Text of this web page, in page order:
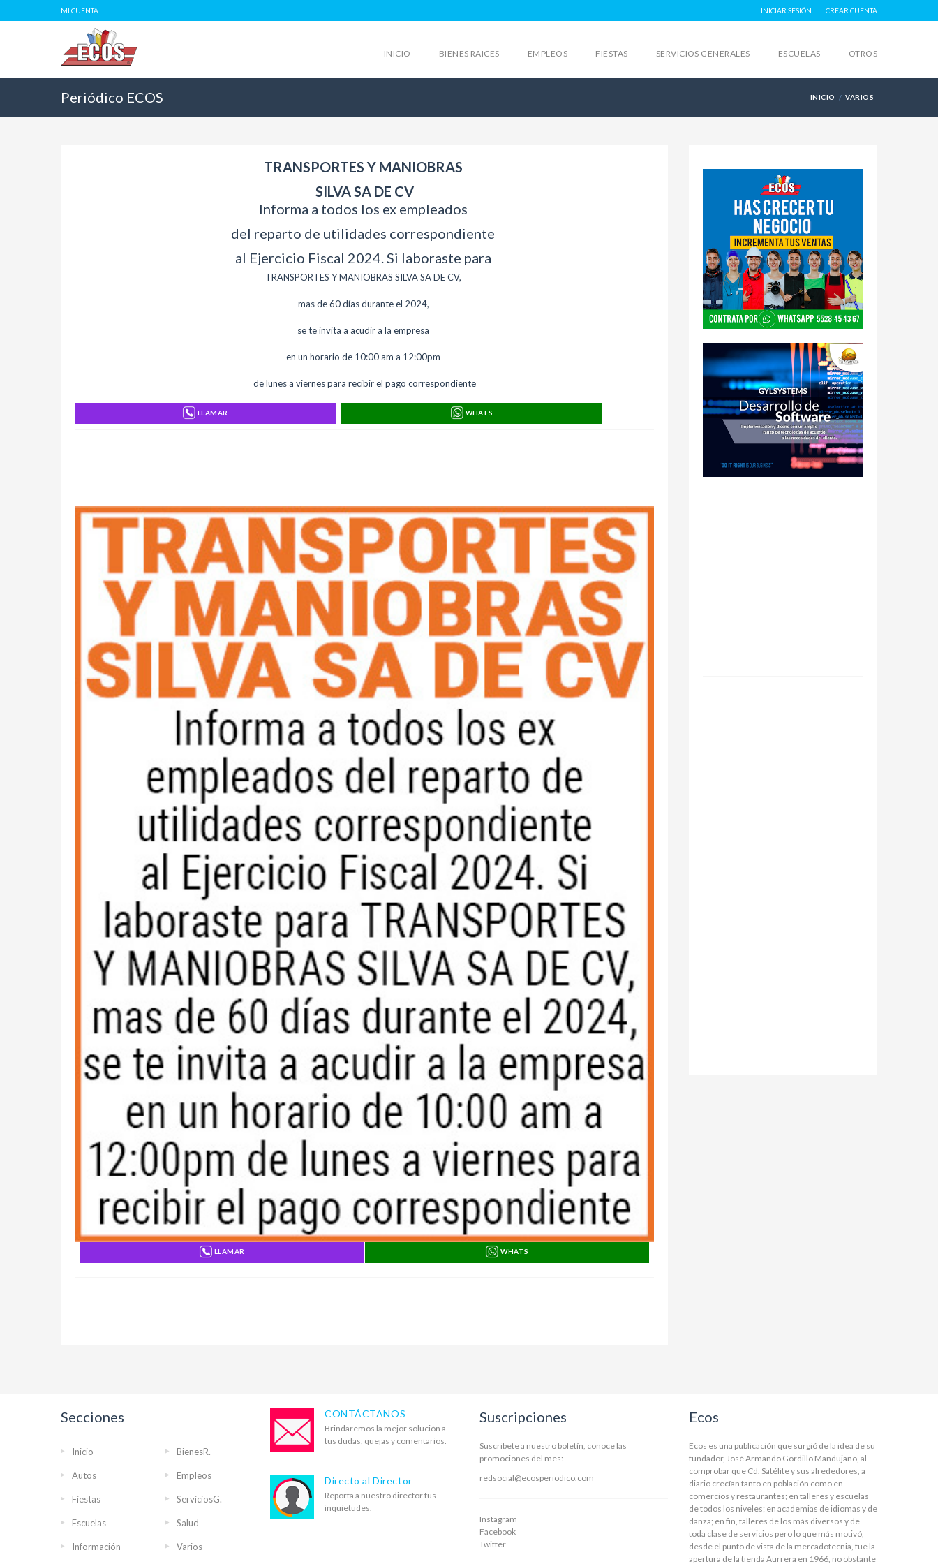
MI CUENTA INICIAR SESIÓN CREAR CUENTA
INICIO BIENES RAICES EMPLEOS FIESTAS SERVICIOS GENERALES ESCUELAS OTROS
Periódico ECOS INICIO VARIOS
TRANSPORTES Y MANIOBRAS
SILVA SA DE CV
Informa a todos los ex empleados
del reparto de utilidades correspondiente
al Ejercicio Fiscal 2024.Si laboraste para
TRANSPORTES Y MANIOBRAS SILVA SA DE CV,
mas de 60 días durante el 2024,
se te invita a acudir a la empresa
en un horario de 10:00 am a 12:00pm
de lunes a viernes para recibir el pago correspondiente
LLAMAR WHATS
LLAMAR WHATS
Secciones
Inicio BienesR.
Autos Empleos
Fiestas ServiciosG.
Escuelas Salud
Información Varios
CONTÁCTANOS
Brindaremos la mejor solución a
tus dudas, quejas y comentarios.
Directo al Director
Reporta a nuestro director tus
inquietudes.
Suscripciones
Suscribete a nuestro boletín, conoce las
promociones del mes:
redsocial@ecosperiodico.com
Instagram
Facebook
Twitter
Ecos
Ecos es una publicación que surgió de la idea de su
fundador, José Armando Gordillo Mandujano, al
comprobar que Cd. Satélite y sus alrededores, a
diario crecían tanto en población como en
comercios y restaurantes; en talleres y escuelas
de todos los niveles; en academias de idiomas y de
danza; en fin, talleres de los más diversos y de
toda clase de servicios pero lo que más motivó,
desde el punto de vista de la mercadotecnia, fue la
apertura de la tienda Aurrera en 1966, no obstante